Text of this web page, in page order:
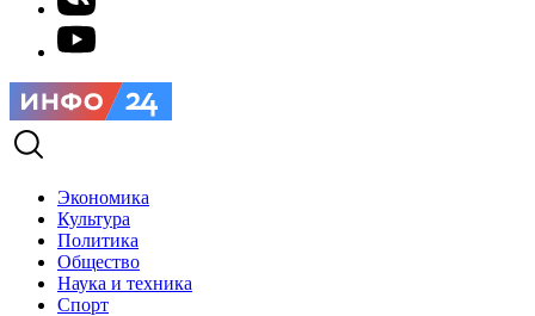
Экономика
Культура
Политика
Общество
Наука и техника
Спорт